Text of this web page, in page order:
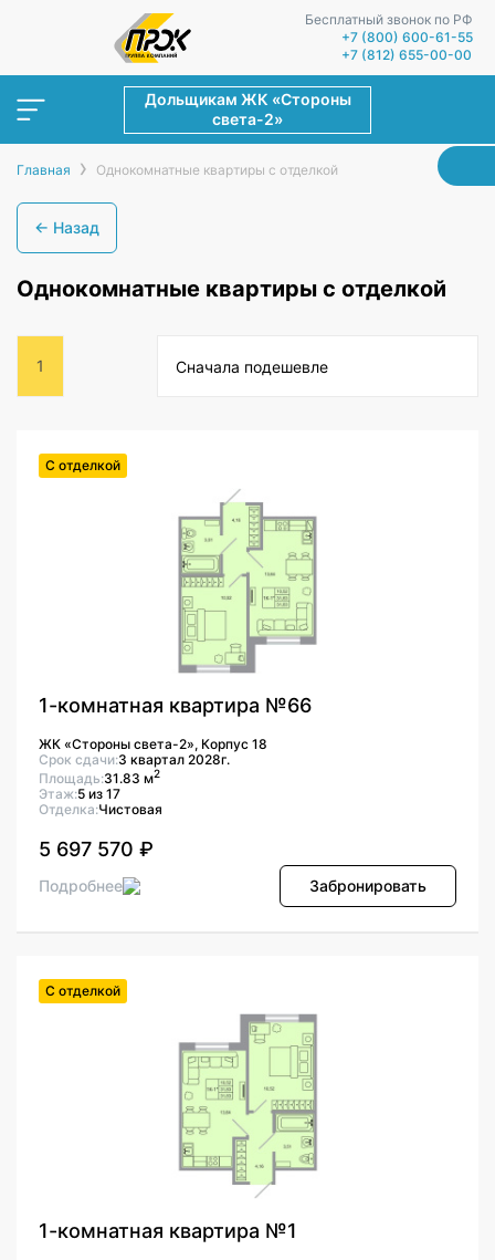
Бесплатный звонок по РФ
+7 (800) 600-61-55
+7 (812) 655-00-00
Дольщикам ЖК «Стороны
света-2»
Главная › Однокомнатные квартиры с отделкой
← Назад
Однокомнатные квартиры с отделкой
1 Сначала подешевле
С отделкой
1-комнатная квартира №66
ЖК «Стороны света-2», Корпус 18
Срок сдачи:3 квартал 2028г.
Площадь:31.83 м2
Этаж:5 из 17
Отделка:Чистовая
5 697 570 ₽
Подробнее Забронировать
С отделкой
1-комнатная квартира №1